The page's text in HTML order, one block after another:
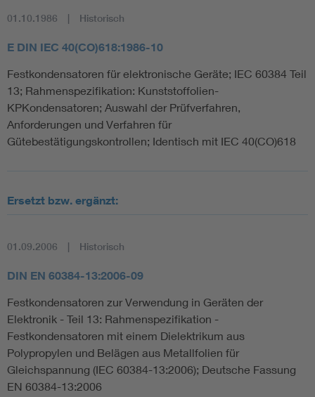
01.10.1986 Historisch
E DIN IEC 40(CO)618:1986-10
Festkondensatoren für elektronische Geräte; IEC 60384 Teil
13; Rahmenspezifikation: Kunststoffolien-
KPKondensatoren; Auswahl der Prüfverfahren,
Anforderungen und Verfahren für
Gütebestätigungskontrollen; Identisch mit IEC 40(CO)618
Ersetzt bzw. ergänzt:
01.09.2006 Historisch
DIN EN 60384-13:2006-09
Festkondensatoren zur Verwendung in Geräten der
Elektronik - Teil 13: Rahmenspezifikation -
Festkondensatoren mit einem Dielektrikum aus
Polypropylen und Belägen aus Metallfolien für
Gleichspannung (IEC 60384-13:2006); Deutsche Fassung
EN 60384-13:2006